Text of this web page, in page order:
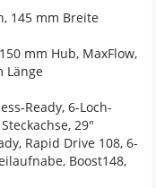
145 mm Breite
mm Hub, MaxFlow,
Länge
Ready, 6-Loch-
29"
Rapid Drive 108, 6-
Boost148,